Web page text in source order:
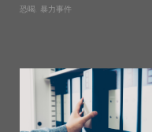
恐喝 暴力事件